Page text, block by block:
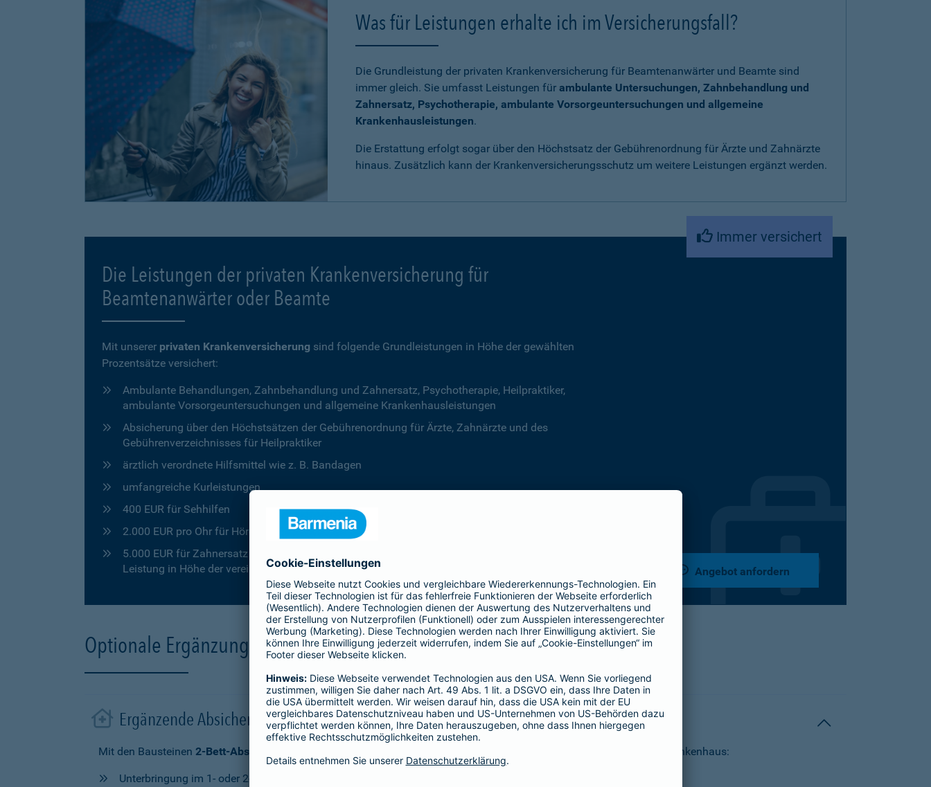
Was für Leistungen erhalte ich im Versicherungsfall?
Die Grundleistung der privaten Krankenversicherung für Beamtenanwärter und Beamte sind
immer gleich. Sie umfasst Leistungen für ambulante Untersuchungen, Zahnbehandlung und
Zahnersatz, Psychotherapie, ambulante Vorsorgeuntersuchungen und allgemeine
Krankenhausleistungen.
Die Erstattung erfolgt sogar über den Höchstsatz der Gebührenordnung für Ärzte und Zahnärzte
hinaus. Zusätzlich kann der Krankenversicherungsschutz um weitere Leistungen ergänzt werden.
Immer versichert
Die Leistungen der privaten Krankenversicherung für
Beamtenanwärter oder Beamte
Mit unserer privaten Krankenversicherung sind folgende Grundleistungen in Höhe der gewählten
Prozentsätze versichert:
Ambulante Behandlungen, Zahnbehandlung und Zahnersatz, Psychotherapie, Heilpraktiker,
ambulante Vorsorgeuntersuchungen und allgemeine Krankenhausleistungen
Absicherung über den Höchstsätzen der Gebührenordnung für Ärzte, Zahnärzte und des
Gebührenverzeichnisses für Heilpraktiker
ärztlich verordnete Hilfsmittel wie z. B. Bandagen
umfangreiche Kurleistungen
400 EUR für Sehhilfen
2.000 EUR pro Ohr für Hörgeräte
5.000 EUR für Zahnersatz in den ersten beiden Kalenderjahren, ab dem dritten Jahr ist die
Leistung in Höhe der vereinbarten Prozentstufe unbegrenzt
Angebot anfordern
Optionale Ergänzungen für deine Krankenversicherung
Ergänzende Absicherung im Krankenhaus
Mit den Bausteinen 2-Bett-Absicherung sicherst du dir zusätzlich folgende Leistungen im Krankenhaus:
Unterbringung im 1- oder 2-Bettzimmer (je nach gewähltem Baustein)